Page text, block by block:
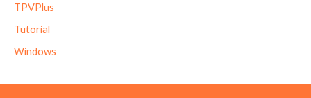
TPVPlus
Tutorial
Windows